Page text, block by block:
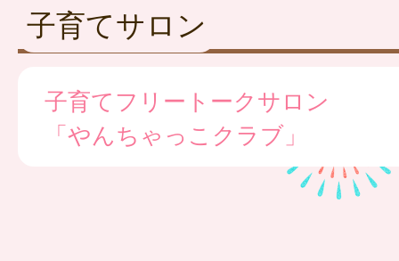
子育てサロン
子育てフリートークサロン
「やんちゃっこクラブ」